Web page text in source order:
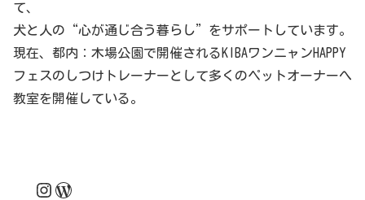
て、
犬と人の“心が通じ合う暮らし”をサポートしています。
現在、都内：木場公園で開催されるKIBAワンニャンHAPPY
フェスのしつけトレーナーとして多くのペットオーナーへ
教室を開催している。
Instagram
WordPress